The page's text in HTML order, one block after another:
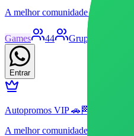
A melhor comunidade de
Games 44 Grupo
Entrar
Autopromos VIP 🚗🏁
A melhor comunidade de